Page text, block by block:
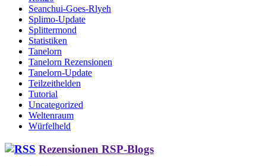
Seanchui-Goes-Rlyeh
Splimo-Update
Splittermond
Statistiken
Tanelorn
Tanelorn Rezensionen
Tanelorn-Update
Teilzeithelden
Tutorial
Uncategorized
Weltenraum
Würfelheld
Rezensionen RSP-Blogs